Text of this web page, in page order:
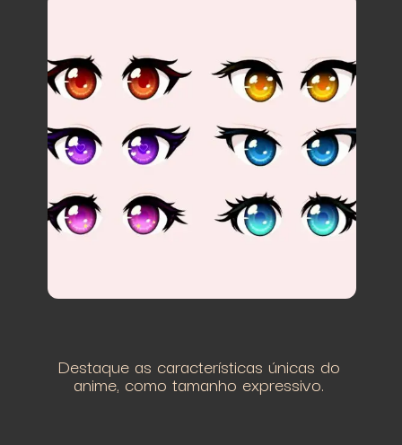
Destaque as características únicas do
anime, como tamanho expressivo.